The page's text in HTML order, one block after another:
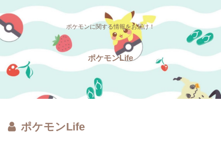
ポケモンに関する情報をお届け！
ポケモンLife
ポケモンLife